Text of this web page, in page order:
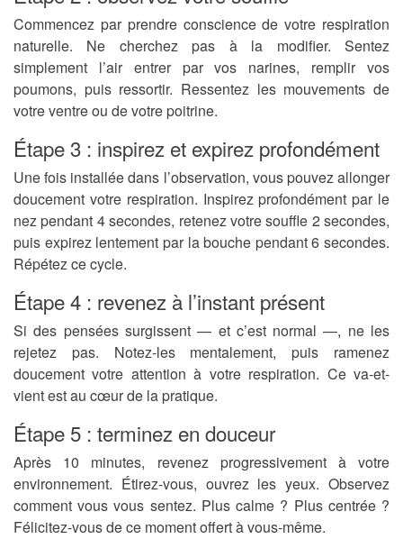
Commencez par prendre conscience de votre respiration
naturelle. Ne cherchez pas à la modifier. Sentez
simplement l’air entrer par vos narines, remplir vos
poumons, puis ressortir. Ressentez les mouvements de
votre ventre ou de votre poitrine.
Étape 3 : inspirez et expirez profondément
Une fois installée dans l’observation, vous pouvez allonger
doucement votre respiration. Inspirez profondément par le
nez pendant 4 secondes, retenez votre souffle 2 secondes,
puis expirez lentement par la bouche pendant 6 secondes.
Répétez ce cycle.
Étape 4 : revenez à l’instant présent
Si des pensées surgissent — et c’est normal —, ne les
rejetez pas. Notez-les mentalement, puis ramenez
doucement votre attention à votre respiration. Ce va-et-
vient est au cœur de la pratique.
Étape 5 : terminez en douceur
Après 10 minutes, revenez progressivement à votre
environnement. Étirez-vous, ouvrez les yeux. Observez
comment vous vous sentez. Plus calme ? Plus centrée ?
Félicitez-vous de ce moment offert à vous-même.